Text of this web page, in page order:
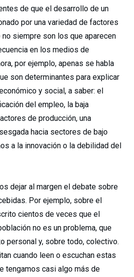
de que el desarrollo de un
por una variedad de factores
siempre son los que aparecen
en los medios de
por ejemplo, apenas se habla
son determinantes para explicar
y social, a saber: el
del empleo, la baja
de producción, una
hacia sectores de bajo
a la innovación o la debilidad del
dejar al margen el debate sobre
Por ejemplo, sobre el
cientos de veces que el
no es un problema, que
personal y, sobre todo, colectivo.
cuando leen o escuchan estas
tengamos casi algo más de